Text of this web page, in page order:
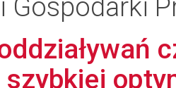
Gospodarki
szybkiej